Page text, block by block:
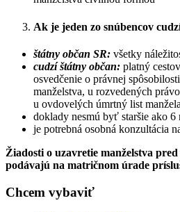
Ak je jeden zo snúbencov
štátny občan SR: všetky
cudzí štátny občan: platný
osvedčenie o právnej
manželstva, u rozvedených
u ovdovelých úmrtný list
doklady nesmú byť staršie ako 6
je potrebná osobná konzultácia
Žiadosti o uzavretie manželstva
podávajú na matričnom úrade
Chcem vybaviť